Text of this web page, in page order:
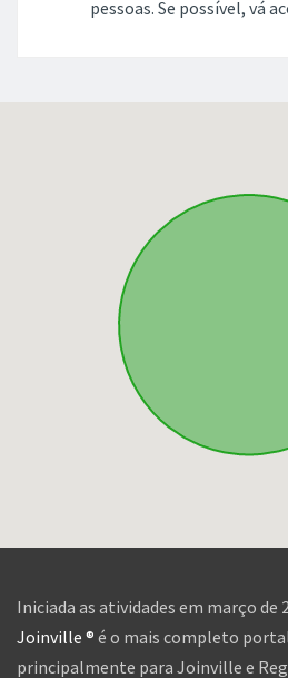
anúncio ou pelo chat.
Locais públicos e
Prefira fechar negócio
ofereça um ambiente
pessoas. Se possível, vá